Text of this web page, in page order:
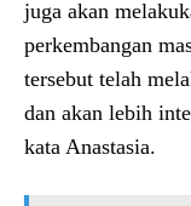
juga akan
perkembangan
tersebut telah
dan akan lebih
kata Anastasia.